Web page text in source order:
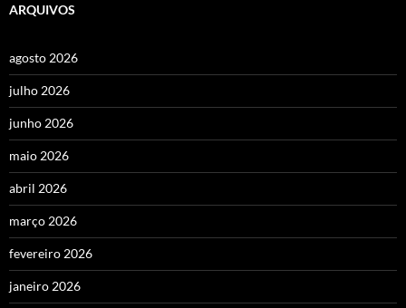
ARQUIVOS
agosto 2026
julho 2026
junho 2026
maio 2026
abril 2026
março 2026
fevereiro 2026
janeiro 2026